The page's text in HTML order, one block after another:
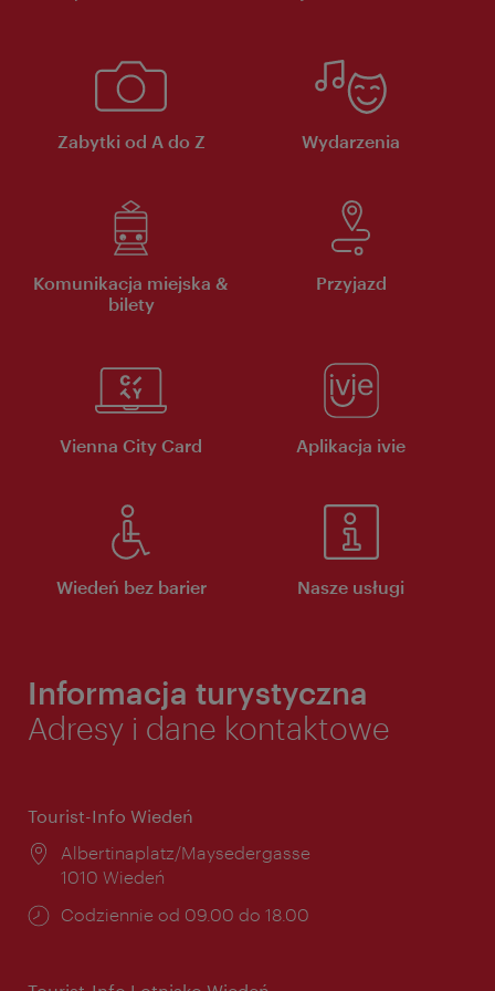
Zabytki od A do Z Wydarzenia
Komunikacja miejska &
bilety
Przyjazd
Vienna City Card Aplikacja ivie
Wiedeń bez barier Nasze usługi
Informacja turystyczna
Adresy i dane kontaktowe
Tourist-Info Wiedeń
Miejsce:
Albertinaplatz/Maysedergasse
1010 Wiedeń
Godziny
Codziennie od 09.00 do 18.00